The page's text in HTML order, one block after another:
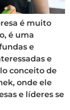
é muito
é uma
e
e
conceito de
onde ele
e líderes se